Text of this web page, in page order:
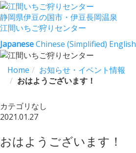
静岡県伊豆の国市・伊豆長岡温泉
江間いちご狩りセンター
JapaneseChinese (Simplified) English
Home
お知らせ・イベント情報
おはようございます！
カテゴリなし
2021.01.27
おはようございます！